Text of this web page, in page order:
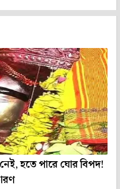
হতে পারে ঘোর বিপদ!